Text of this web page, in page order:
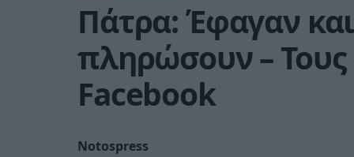
Πάτρα: Έφαγαν
πληρώσουν – Τους
Facebook
Notospress